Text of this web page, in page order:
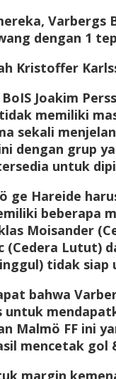
Varbergs
dengan 1
Kristoffer
Joakim
memiliki
sekali
dengan grup
untuk
ge Hareide
beberapa
Moisander
(Cedera Lutut)
tidak siap
bahwa
untuk
Malmö FF ini
mencetak gol
margin